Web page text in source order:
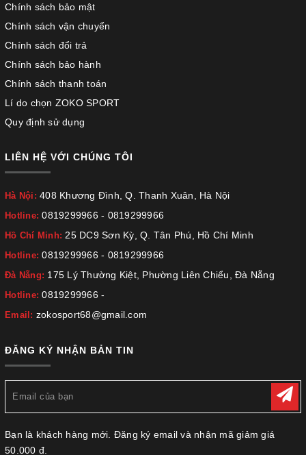
Chính sách bảo mật
Chính sách vận chuyển
Chính sách đổi trả
Chính sách bảo hành
Chính sách thanh toán
Lí do chọn ZOKO SPORT
Quy định sử dụng
LIÊN HỆ VỚI CHÚNG TÔI
Hà Nội: 408 Khương Đình, Q. Thanh Xuân, Hà Nội
Hotline:0819299966 - 0819299966
Hồ Chí Minh: 25 DC9 Sơn Kỳ, Q. Tân Phú, Hồ Chí Minh
Hotline:0819299966 - 0819299966
Đà Nẵng: 175 Lý Thường Kiệt, Phường Liên Chiểu, Đà Nẵng
Hotline:0819299966 -
Email: zokosport68@gmail.com
ĐĂNG KÝ NHẬN BẢN TIN
Bạn là khách hàng mới. Đăng ký email và nhận mã giảm giá
50.000 đ.